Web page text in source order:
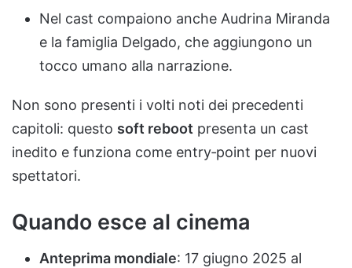
Nel cast compaiono anche Audrina Miranda
e la famiglia Delgado, che aggiungono un
tocco umano alla narrazione.
Non sono presenti i volti noti dei precedenti
capitoli: questo soft reboot presenta un cast
inedito e funziona come entry‑point per nuovi
spettatori.
Quando esce al cinema
Anteprima mondiale: 17 giugno 2025 al